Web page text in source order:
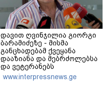
დავით ღვინჯილია გიორგი
ბარამიძეზე - მისმა
განცხადებამ ქვეყანა
დააზიანა და მებრძოლებსა
და ვეტერანებს
შეურაცხყოფა მიაყენა
www.interpressnews.ge